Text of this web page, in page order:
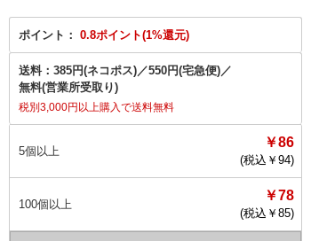
ポイント： 0.8ポイント(1%還元)
送料： 385円(ネコポス)／550円(宅急便)／
無料(営業所受取り)
税別3,000円以上購入で送料無料
5個以上
￥86
(税込￥ 94)
100個以上
￥78
(税込￥ 85)